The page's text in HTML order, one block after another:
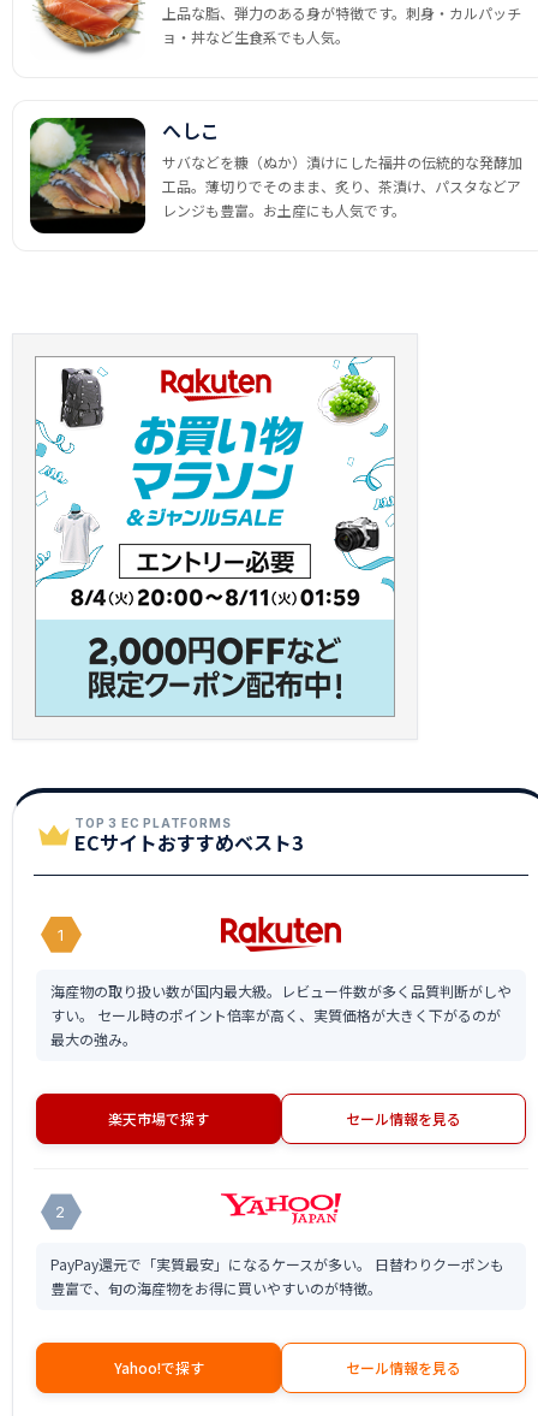
上品な脂、弾力のある身が特徴です。刺身・カルパッチ
ョ・丼など生食系でも人気。
へしこ
サバなどを糠（ぬか）漬けにした福井の伝統的な発酵加
工品。薄切りでそのまま、炙り、茶漬け、パスタなどア
レンジも豊富。お土産にも人気です。
TOP 3 EC PLATFORMS
ECサイトおすすめベスト3
1
海産物の取り扱い数が国内最大級。レビュー件数が多く品質判断がしや
すい。 セール時のポイント倍率が高く、実質価格が大きく下がるのが
最大の強み。
楽天市場で探す セール情報を見る
2
PayPay還元で「実質最安」になるケースが多い。 日替わりクーポンも
豊富で、旬の海産物をお得に買いやすいのが特徴。
Yahoo!で探す セール情報を見る